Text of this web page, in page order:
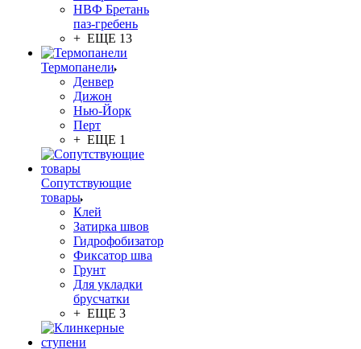
НВФ Бретань
паз-гребень
+ ЕЩЕ 13
Термопанели
Денвер
Дижон
Нью-Йорк
Перт
+ ЕЩЕ 1
Сопутствующие
товары
Клей
Затирка швов
Гидрофобизатор
Фиксатор шва
Грунт
Для укладки
брусчатки
+ ЕЩЕ 3